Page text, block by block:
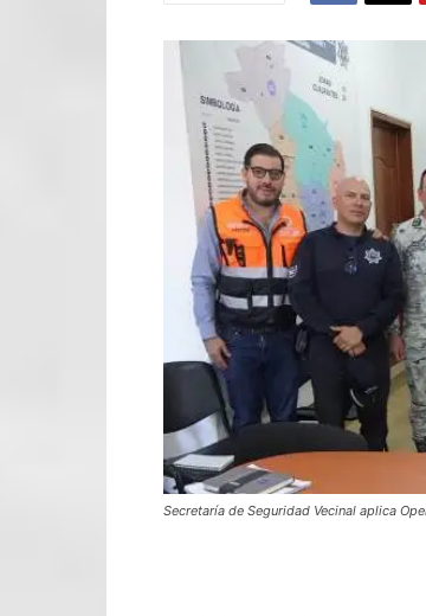
Secretaría de Seguridad Vecinal aplica